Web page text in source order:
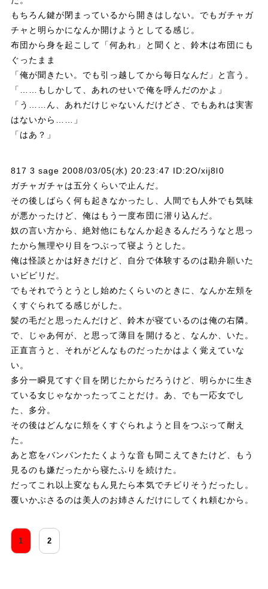
もちろん鍵が閉まっているから開きはしない。でもガチャガ
チャと明らかになんか開けようとしてる感じ。
布団から身を起こして「何あれ」と聞くと、鈴木は布団にも
ぐったまま
「俺が聞きたい。でも引っ越してから毎日なんだ」と言う。
「……もしかして、あれのせいで俺を呼んだのかよ」
「う……ん、あれだけじゃないんだけどさ、でもあれは実害
はないから……」
「はあ？」
817 3 sage 2008/03/05(水) 20:23:47 ID:2O/xij8l0
ガチャガチャは五分くらいで止んだ。
その後しばらく何も起きなかったし、人間でも人外でも気味
が悪かったけど、俺はもう一度布団に潜り込んだ。
奴の言い方から、絶対他にもなんか起きるんだろうなと思っ
たから無理やり目をつぶって寝ようとした。
俺は怪談とかは好きだけど、自分で体験するのは勘弁願いた
いビビリだ。
でもそれでうとうとし始めたくらいのときに、なんか左頬を
くすぐられてる感じがした。
髪の毛だと思ったんだけど、鈴木が寝ているのは俺の右隣。
で、じゃあ何が、と思って薄目を開けると、なんか、いた。
正直言うと、それがどんなものだったかはよく覚えていな
い。
多分一瞬見てすぐ目を閉じたからだろうけど、明らかに生き
ている女じゃなかったってことだけ。あ、でも一応女でし
た、多分。
その後はどんなに頬をくすぐられようと目をつぶって耐え
た。
あと窓をバンバンたたくような音も聞こえてきたけど、もう
見るのも嫌だったから寝たふりを続けた。
だってこれ以上変なもん見たら本気でチビりそうだったし。
覆いかぶさるのは美人のお姉さんだけにしてくれ頼むから。
1 2